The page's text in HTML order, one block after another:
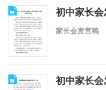
初中家长会
家长会发言稿
初中家长